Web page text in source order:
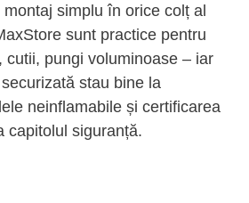
simplu în orice colț al
sunt practice pentru
cutii, pungi voluminoase – iar
stau bine la
neinflamabile și certificarea
capitolul siguranță.